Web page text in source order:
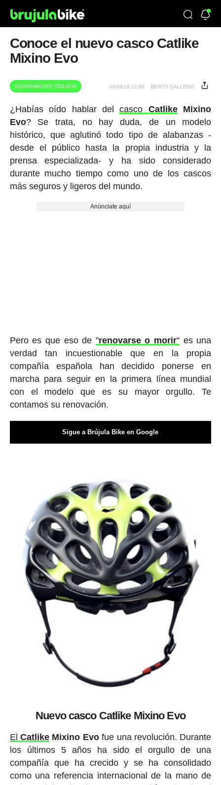
Conoce el nuevo casco Catlike
Mixino Evo
EQUIPAMIENTO CICLISTA 04/08/18 12:00 BERTO GALLEGO
¿Habías oído hablar delcasco CatlikeMixino
Evo? Se trata, no hay duda, de un modelo
histórico, que aglutinó todo tipo de alabanzas -
desde el público hasta la propia industria y la
prensa especializada- y ha sido considerado
durante mucho tiempo como uno de los cascos
más seguros y ligeros del mundo.
Anúnciate aquí
Pero es que eso de "renovarse o morir" es una
verdad tan incuestionable que en la propia
compañía española han decidido ponerse en
marcha para seguir en la primera línea mundial
con el modelo que es su mayor orgullo. Te
contamos su renovación.
Sigue a Brújula Bike en Google
Nuevo casco Catlike Mixino Evo
ElCatlike Mixino Evofue una revolución. Durante
los últimos 5 años ha sido el orgullo de una
compañía que ha crecido y se ha consolidado
como una referencia internacional de la mano de